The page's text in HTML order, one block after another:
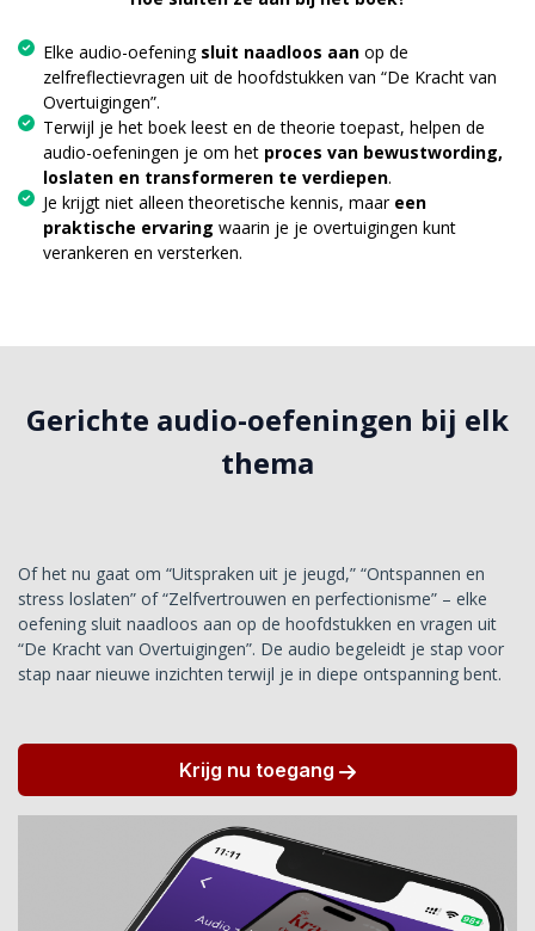
Elke audio-oefening sluit naadloos aan op de
zelfreflectievragen uit de hoofdstukken van “De Kracht van
Overtuigingen”.
Terwijl je het boek leest en de theorie toepast, helpen de
audio-oefeningen je om het proces van bewustwording,
loslaten en transformeren te verdiepen.
Je krijgt niet alleen theoretische kennis, maar een
praktische ervaring waarin je je overtuigingen kunt
verankeren en versterken.
Gerichte audio-oefeningen bij elk
thema
Of het nu gaat om “Uitspraken uit je jeugd,” “Ontspannen en
stress loslaten” of “Zelfvertrouwen en perfectionisme” – elke
oefening sluit naadloos aan op de hoofdstukken en vragen uit
“De Kracht van Overtuigingen”. De audio begeleidt je stap voor
stap naar nieuwe inzichten terwijl je in diepe ontspanning bent.
Krijg nu toegang